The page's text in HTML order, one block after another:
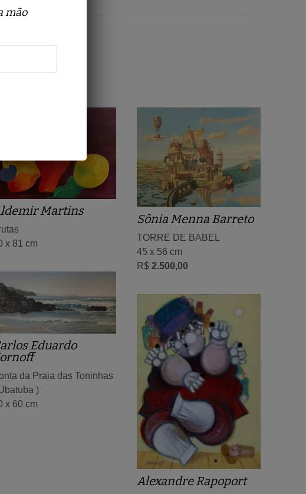
Martins
x 81 cm
Sônia Menna Barreto
TORRE DE BABEL
45 x 56 cm
R$ 2.500,00
Eduardo
da Praia das Toninhas
)
x 60 cm
Alexandre Rapoport
mão